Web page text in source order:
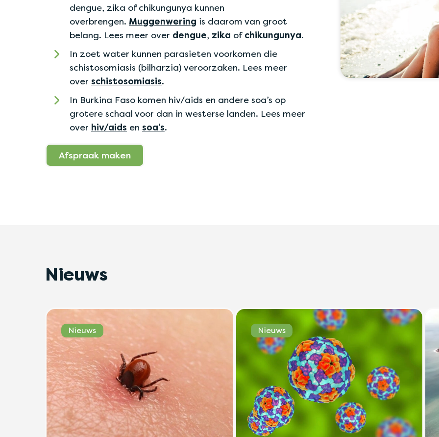
dengue, zika of chikungunya kunnen
overbrengen. Muggenwering is daarom van groot
belang. Lees meer over dengue, zika of chikungunya.
In zoet water kunnen parasieten voorkomen die
schistosomiasis (bilharzia) veroorzaken. Lees meer
over schistosomiasis.
In Burkina Faso komen hiv/aids en andere soa’s op
grotere schaal voor dan in westerse landen. Lees meer
over hiv/aids en soa’s.
Afspraak maken
Nieuws
Nieuws Nieuws